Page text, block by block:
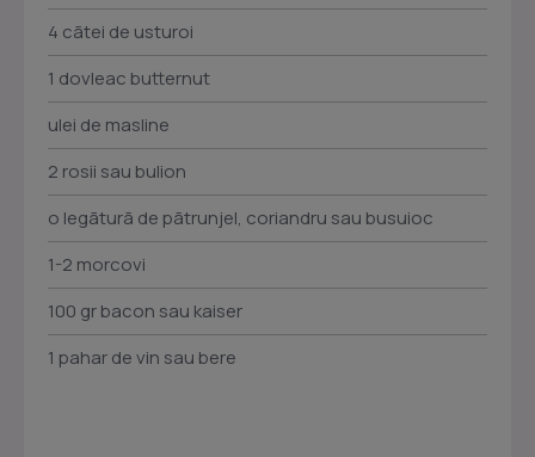
4 cãtei de usturoi
1 dovleac butternut
ulei de masline
2 rosii sau bulion
o legãturã de pãtrunjel, coriandru sau busuioc
1-2 morcovi
100 gr bacon sau kaiser
1 pahar de vin sau bere